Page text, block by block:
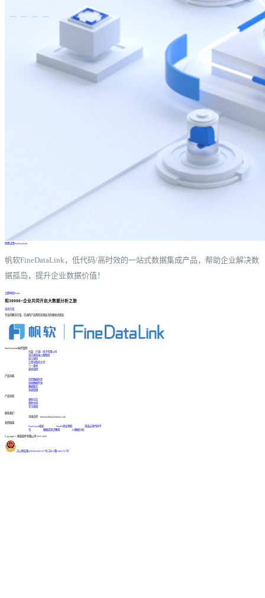
免费试用FineDataLink
帆软FineDataLink，低代码/高时效的一站式数据集成产品，帮助企业解决数
据孤岛，提升企业数据价值！
立即体验Demo
和30000+企业共同开启大数据分析之旅
咨询方案
专业的解决方案、先进的产品帮您实现业务的爆发式增长
FineDataLink标杆案例
台晶（宁波）电子有限公司
某交通高速公路集团
浙江国贸
江西中医药大学
三一重机
更多案例
产品功能
实时数据同步
高效数据开发
数据服务
系统管理
产品动态
更新日志
帮助文档
学习视频
联系我们
市场合作：finedatalink@fanruan.com
友情链接
FineReport报表
FineBI商业智能
简道云零代码平
台
数据库知识教程 BI数据分析
Copyright © 帆软软件有限公司 2015-2026
苏公网安备32020502001567号| 苏ICP备18065767号